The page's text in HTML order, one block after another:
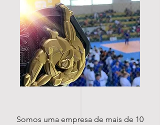
Somos uma empresa de mais de 10